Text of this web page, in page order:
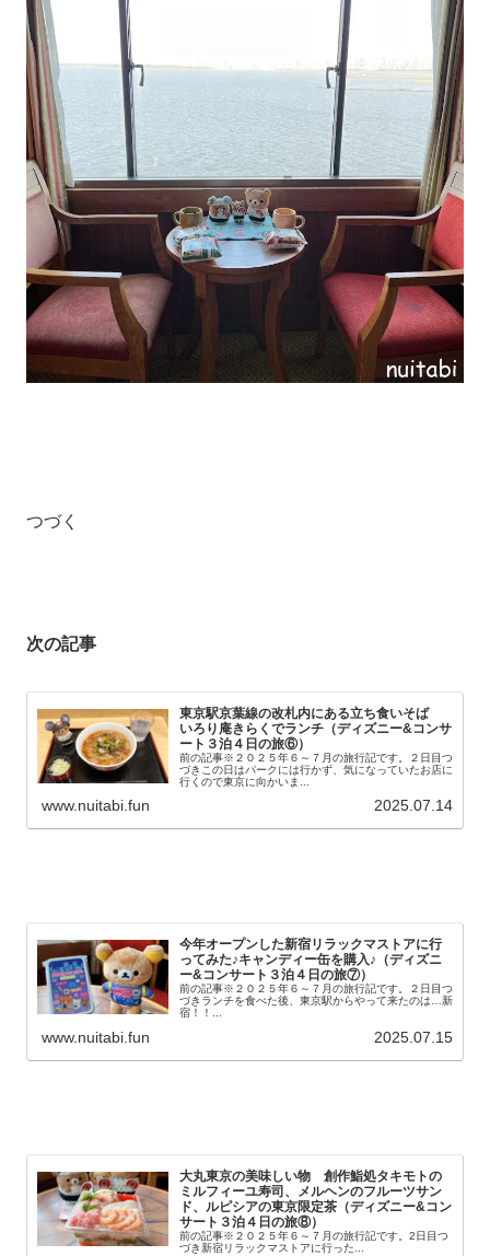
つづく
次の記事
東京駅京葉線の改札内にある立ち食いそば
いろり庵きらくでランチ（ディズニー&コンサ
ート３泊４日の旅⑥）
前の記事※２０２５年６～７月の旅行記です。２日目つ
づきこの日はパークには行かず、気になっていたお店に
行くので東京に向かいま...
www.nuitabi.fun 2025.07.14
今年オープンした新宿リラックマストアに行
ってみた♪キャンディー缶を購入♪（ディズニ
ー&コンサート３泊４日の旅⑦）
前の記事※２０２５年６～７月の旅行記です。２日目つ
づきランチを食べた後、東京駅からやって来たのは…新
宿！！...
www.nuitabi.fun 2025.07.15
大丸東京の美味しい物 創作鮨処タキモトの
ミルフィーユ寿司、メルヘンのフルーツサン
ド、ルピシアの東京限定茶（ディズニー&コン
サート３泊４日の旅⑧）
前の記事※２０２５年６～７月の旅行記です。2日目つ
づき新宿リラックマストアに行った...